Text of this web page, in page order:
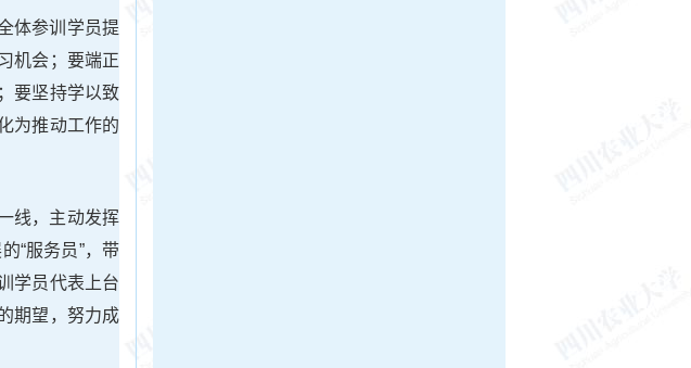
体参训学员提
机会；要端正
要坚持学以致
为推动工作的
线，主动发挥
“服务员”，带
学员代表上台
期望，努力成